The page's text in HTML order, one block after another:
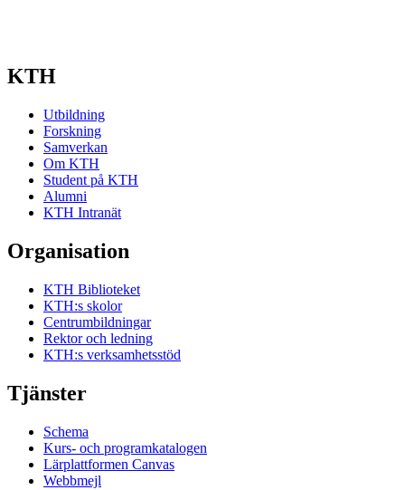
KTH
Utbildning
Forskning
Samverkan
Om KTH
Student på KTH
Alumni
KTH Intranät
Organisation
KTH Biblioteket
KTH:s skolor
Centrumbildningar
Rektor och ledning
KTH:s verksamhetsstöd
Tjänster
Schema
Kurs- och programkatalogen
Lärplattformen Canvas
Webbmejl